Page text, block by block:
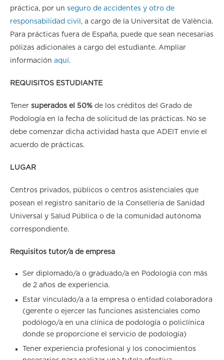
práctica, por un seguro de accidentes y otro de
responsabilidad civil , a cargo de la Universitat de València.
Para prácticas fuera de España, puede que sean necesarias
pólizas adicionales a cargo del estudiante. Ampliar
información aquí.
REQUISITOS ESTUDIANTE
Tener superados el 50% de los créditos del Grado de
Podología en la fecha de solicitud de las prácticas. No se
debe comenzar dicha actividad hasta que ADEIT envíe el
acuerdo de prácticas.
LUGAR
Centros privados, públicos o centros asistenciales que
posean el registro sanitario de la Conselleria de Sanidad
Universal y Salud Pública o de la comunidad autónoma
correspondiente.
Requisitos tutor/a de empresa
Ser diplomado/a o graduado/a en Podología con más
de 2 años de experiencia.
Estar vinculado/a a la empresa o entidad colaboradora
(gerente o ejercer las funciones asistenciales como
podólogo/a en una clínica de podología o policlínica
donde se proporcione el servicio de podología)
Tener experiencia profesional y los conocimientos